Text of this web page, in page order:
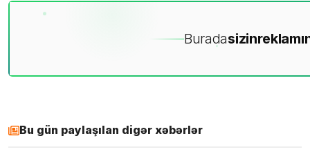
Buradasizin
Bu gün paylaşılan digər xəbərlər